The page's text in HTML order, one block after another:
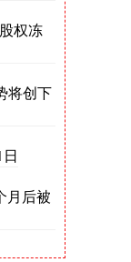
权冻
将创下
月后被